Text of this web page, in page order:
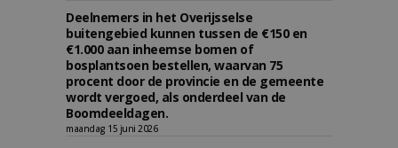
Deelnemers in het Overijsselse
buitengebied kunnen tussen de €150 en
€1.000 aan inheemse bomen of
bosplantsoen bestellen, waarvan 75
procent door de provincie en de gemeente
wordt vergoed, als onderdeel van de
Boomdeeldagen.
maandag 15 juni 2026